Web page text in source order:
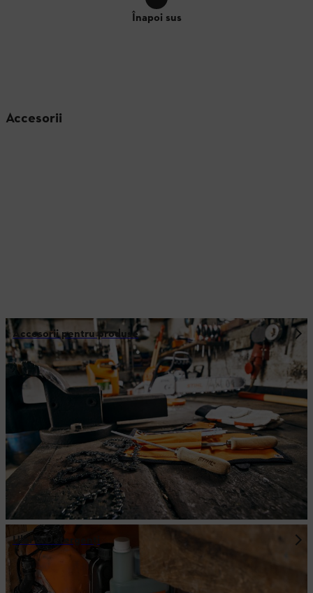
Înapoi sus
Accesorii
Accesorii pentru produse
Ulei & Detergenţi